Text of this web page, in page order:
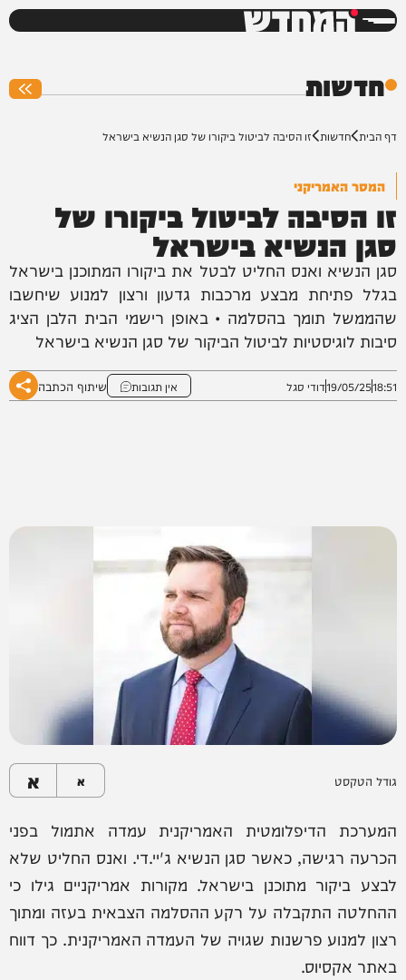
המחדש
חדשות
דף הבית חדשות זו הסיבה לביטול ביקורו של סגן הנשיא בישראל
המסר האמריקני
זו הסיבה לביטול ביקורו של
סגן הנשיא בישראל
סגן הנשיא ואנס החליט לבטל את ביקורו המתוכנן בישראל
בגלל פתיחת מבצע מרכבות גדעון ורצון למנוע שיחשבו
שהממשל תומך בהסלמה • באופן רישמי הבית הלבן הציג
סיבות לוגיסטיות לביטול הביקור של סגן הנשיא בישראל
18:51
19/05/25דודי סגל אין תגובות שיתוף הכתבה
גודל הטקסט א א
המערכת הדיפלומטית האמריקנית עמדה אתמול בפני
הכרעה רגישה, כאשר סגן הנשיא ג'יי.די. ואנס החליט שלא
לבצע ביקור מתוכנן בישראל. מקורות אמריקניים גילו כי
ההחלטה התקבלה על רקע ההסלמה הצבאית בעזה ומתוך
רצון למנוע פרשנות שגויה של העמדה האמריקנית. כך דווח
באתר אקסיוס.